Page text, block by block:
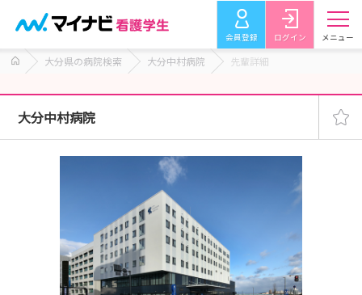
会員登録 ログイン メニュー
大分県の病院検索 大分中村病院 先輩詳細
大分中村病院